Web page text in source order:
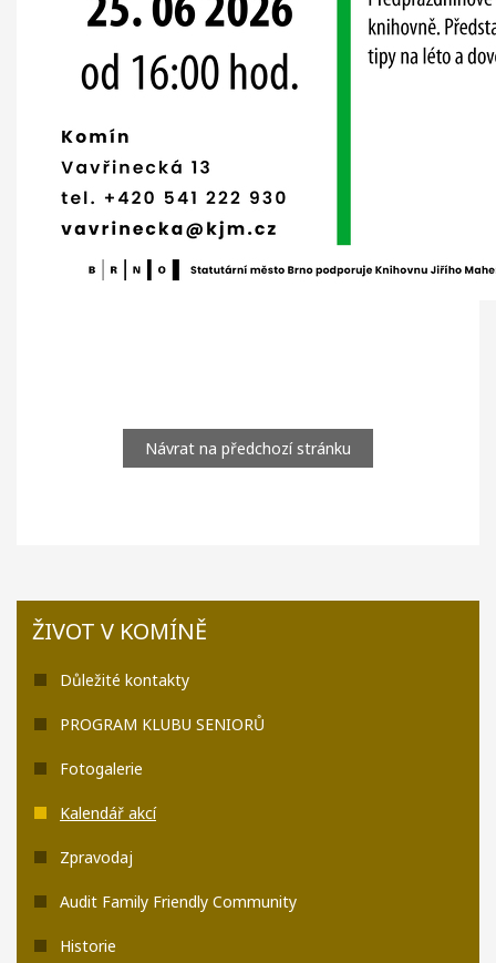
Návrat na předchozí stránku
ŽIVOT V KOMÍNĚ
Důležité kontakty
PROGRAM KLUBU SENIORŮ
Fotogalerie
Kalendář akcí
Zpravodaj
Audit Family Friendly Community
Historie